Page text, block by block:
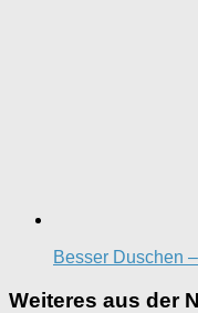
Besser Duschen
Weiteres aus der